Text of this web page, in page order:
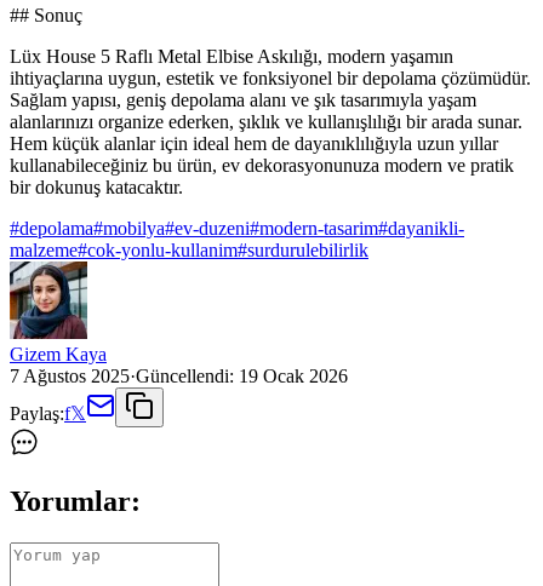
## Sonuç
Lüx House 5 Raflı Metal Elbise Askılığı, modern yaşamın
ihtiyaçlarına uygun, estetik ve fonksiyonel bir depolama çözümüdür.
Sağlam yapısı, geniş depolama alanı ve şık tasarımıyla yaşam
alanlarınızı organize ederken, şıklık ve kullanışlılığı bir arada sunar.
Hem küçük alanlar için ideal hem de dayanıklılığıyla uzun yıllar
kullanabileceğiniz bu ürün, ev dekorasyonunuza modern ve pratik
bir dokunuş katacaktır.
#depolama#mobilya#ev-duzeni#modern-tasarim#dayanikli-
malzeme#cok-yonlu-kullanim#surdurulebilirlik
Gizem Kaya
7 Ağustos 2025·Güncellendi: 19 Ocak 2026
Paylaş:f𝕏
Yorumlar: